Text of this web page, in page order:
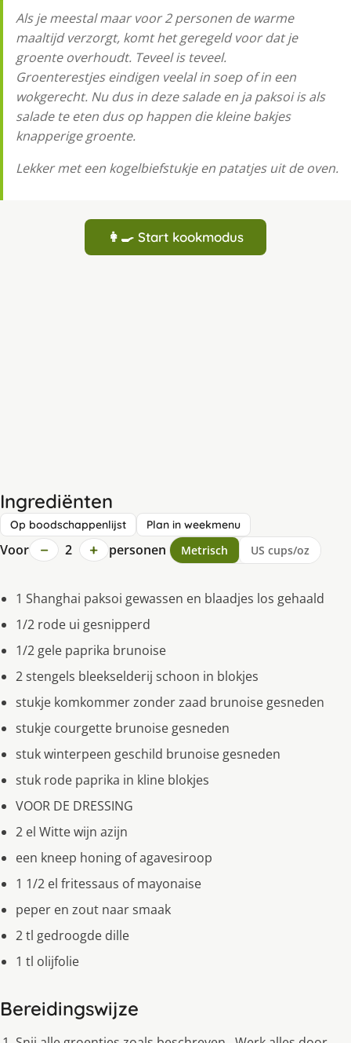
Als je meestal maar voor 2 personen de warme
maaltijd verzorgt, komt het geregeld voor dat je
groente overhoudt. Teveel is teveel.
Groenterestjes eindigen veelal in soep of in een
wokgerecht. Nu dus in deze salade en ja paksoi is als
salade te eten dus op happen die kleine bakjes
knapperige groente.
Lekker met een kogelbiefstukje en patatjes uit de oven.
👩‍🍳 Start kookmodus
Ingrediënten
Op boodschappenlijst Plan in weekmenu
Voor − 2 + personen Metrisch US cups/oz
1 Shanghai paksoi gewassen en blaadjes los gehaald
1/2 rode ui gesnipperd
1/2 gele paprika brunoise
2 stengels bleekselderij schoon in blokjes
stukje komkommer zonder zaad brunoise gesneden
stukje courgette brunoise gesneden
stuk winterpeen geschild brunoise gesneden
stuk rode paprika in kline blokjes
VOOR DE DRESSING
2 el Witte wijn azijn
een kneep honing of agavesiroop
1 1/2 el fritessaus of mayonaise
peper en zout naar smaak
2 tl gedroogde dille
1 tl olijfolie
Bereidingswijze